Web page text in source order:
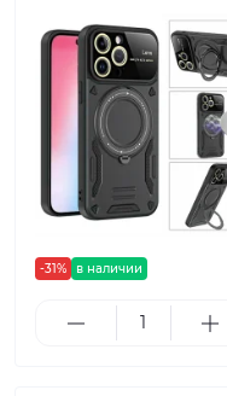
-31% в наличии